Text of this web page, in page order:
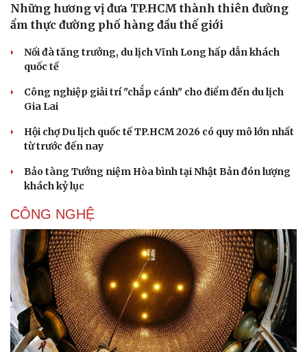
Dinh dưỡng - món ngon
Cây thuốc
Nhi khoa
Nam khoa
Phòng mạch online
Ăn sạch sống khỏe
Nhà đẹp
Blog
Những hương vị đưa TP.HCM thành thiên đường
ẩm thực đường phố hàng đầu thế giới
Nối đà tăng trưởng, du lịch Vĩnh Long hấp dẫn khách
quốc tế
Công nghiệp giải trí "chắp cánh" cho điểm đến du lịch
Gia Lai
Hội chợ Du lịch quốc tế TP.HCM 2026 có quy mô lớn nhất
từ trước đến nay
Bảo tàng Tưởng niệm Hòa bình tại Nhật Bản đón lượng
khách kỷ lục
CÔNG NGHỆ